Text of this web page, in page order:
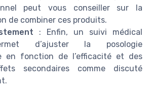
peut vous conseiller sur la
de combiner ces produits.
: Enfin, un suivi médical
d’ajuster la posologie
en fonction de l’efficacité et des
secondaires comme discuté